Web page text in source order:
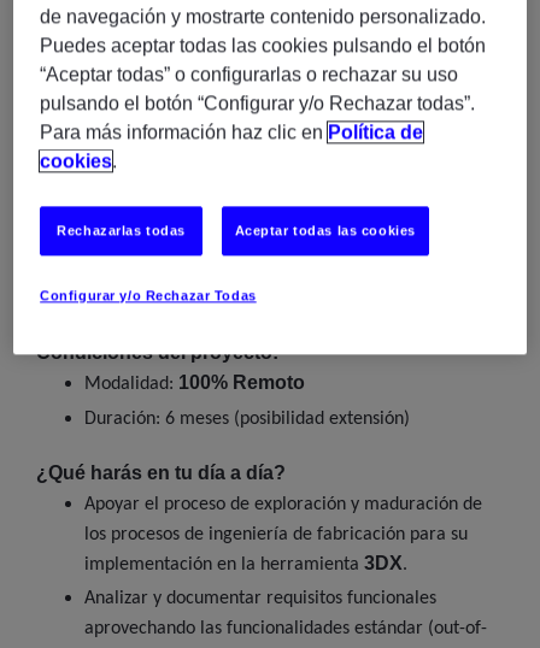
roles similares.
Experiencia en procesos de manufacturing
engineering y herramientas de diseño/ingeniería
(especialmente3DX – 3DExperience).
Conocimiento de funcionalidades out-of-the-box de
3DX.
Inglés fluido (obligatorio).
Capacidad para analizar procesos, definir requisitos y
ingeniería.
Condiciones del proyecto:
Modalidad: 100% Remoto
Duración: 6 meses (posibilidad extensión)
¿Qué harás en tu día a día?
Apoyar el proceso de exploración y maduración de
los procesos de ingeniería de fabricación para su
implementación en la herramienta 3DX.
Analizar y documentar requisitos funcionales
aprovechando las funcionalidades estándar (out-of-
de navegación y mostrarte contenido personalizado.
Puedes aceptar todas las cookies pulsando el botón
“Aceptar todas” o configurarlas o rechazar su uso
pulsando el botón “Configurar y/o Rechazar todas”.
Para más información haz clic en Política de
cookies.
Configurar y/o Rechazar Todas
Rechazarlas todas Aceptar todas las cookies